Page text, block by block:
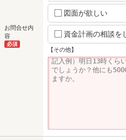
お問合せ内
容
必須
図面が欲しい
資金計画の相談を
【その他】